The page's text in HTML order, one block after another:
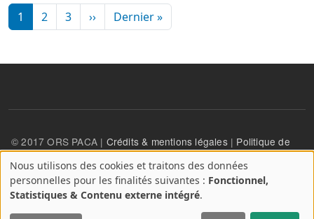
Pagination
1 2 3 ››Page suivante
Dernier »Dernière page
© 2017 ORS PACA | Crédits & mentions légales| Politique de
confidentialité
User account menu
Se connecter
A
propos
Nous utilisons des cookies et traitons des données
personnelles pour les finalités suivantes : Fonctionnel,
Statistiques & Contenu externe intégré.